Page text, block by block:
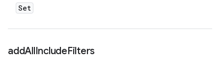
Set
addAllIncludeFilters